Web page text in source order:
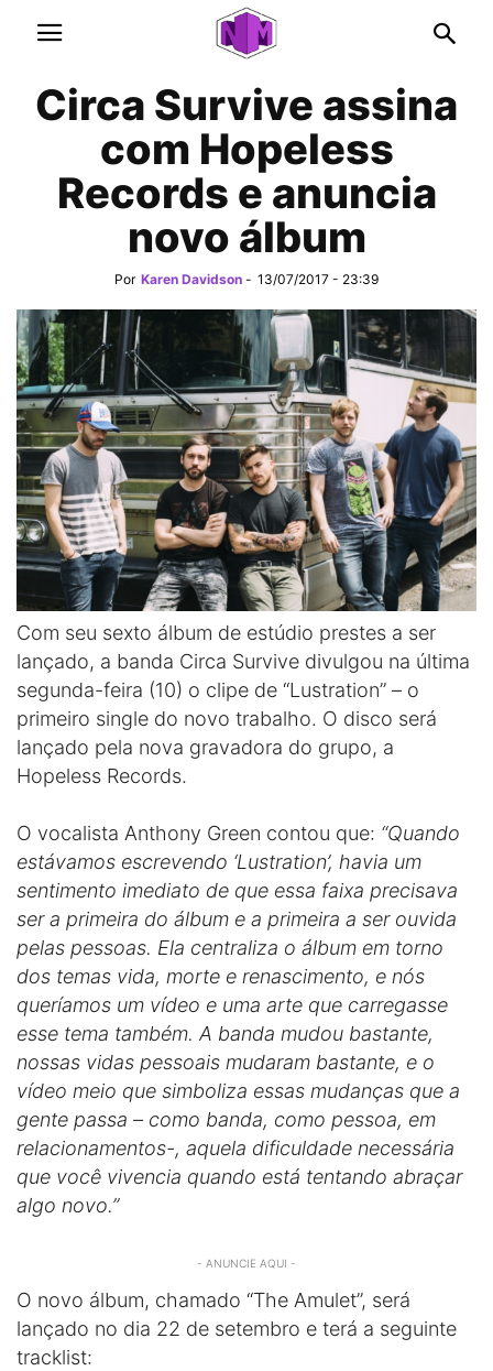
Circa Survive assina
com Hopeless
Records e anuncia
novo álbum
Por Karen Davidson - 13/07/2017 - 23:39
Com seu sexto álbum de estúdio prestes a ser
lançado, a banda Circa Survive divulgou na última
segunda-feira (10) o clipe de “Lustration” – o
primeiro single do novo trabalho. O disco será
lançado pela nova gravadora do grupo, a
Hopeless Records.
O vocalista Anthony Green contou que: “Quando
estávamos escrevendo ‘Lustration’, havia um
sentimento imediato de que essa faixa precisava
ser a primeira do álbum e a primeira a ser ouvida
pelas pessoas. Ela centraliza o álbum em torno
dos temas vida, morte e renascimento, e nós
queríamos um vídeo e uma arte que carregasse
esse tema também. A banda mudou bastante,
nossas vidas pessoais mudaram bastante, e o
vídeo meio que simboliza essas mudanças que a
gente passa – como banda, como pessoa, em
relacionamentos-, aquela dificuldade necessária
que você vivencia quando está tentando abraçar
algo novo.”
- ANUNCIE AQUI -
O novo álbum, chamado “The Amulet”, será
lançado no dia 22 de setembro e terá a seguinte
tracklist: